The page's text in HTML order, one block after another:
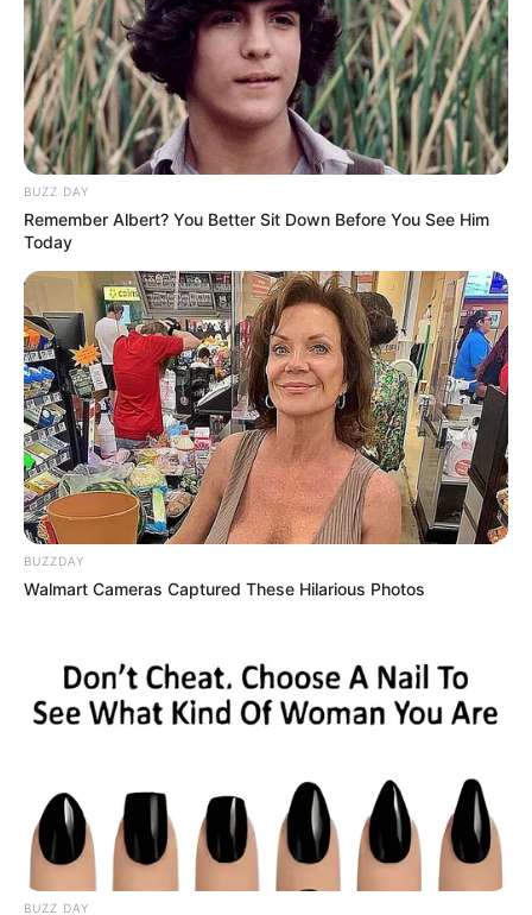
Mamá, David y yo compramos esta casa hace
tres meses. La hemos estado renovando desde
BUZZ DAY
Remember Albert? You Better Sit Down Before You See Him
Today
BUZZDAY
Walmart Cameras Captured These Hilarious Photos
BUZZ DAY